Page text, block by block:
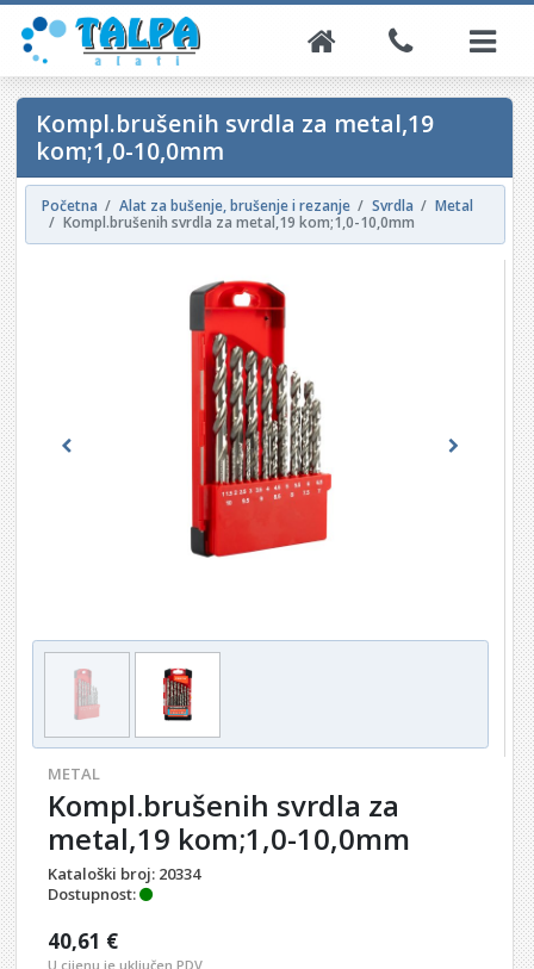
Kompl.brušenih svrdla za metal,19
kom;1,0-10,0mm
Početna Alat za bušenje, brušenje i rezanje Svrdla
Metal
Kompl.brušenih svrdla za metal,19 kom;1,0-10,0mm
Previous Next
METAL
Kompl.brušenih svrdla za
metal,19 kom;1,0-10,0mm
Kataloški broj: 20334
Dostupnost:
40,61 €
U cijenu je uključen PDV